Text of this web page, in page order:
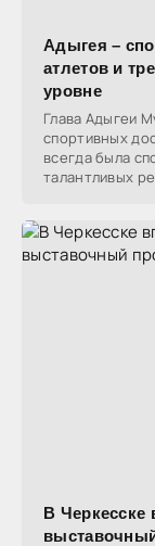
Адыгея –
атлетов и
уровне
Глава Адыгеи
спортивных
всегда была
талантливых
В Черкесске